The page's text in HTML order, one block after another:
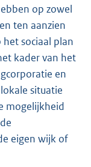
op zowel
ten aanzien
sociaal plan
kader van het
en
situatie
mogelijkheid
eigen wijk of